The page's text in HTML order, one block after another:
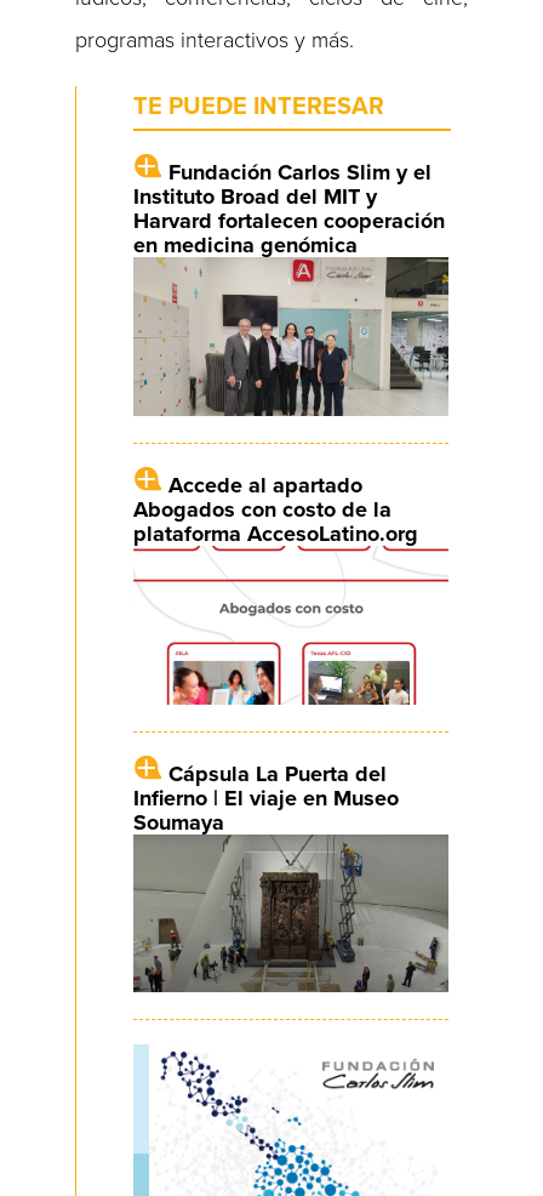
programas interactivos y más.
TE PUEDE INTERESAR
Fundación Carlos Slim y el
Instituto Broad del MIT y
Harvard fortalecen cooperación
en medicina genómica
Accede al apartado
Abogados con costo de la
plataforma AccesoLatino.org
Cápsula La Puerta del
Infierno | El viaje en Museo
Soumaya